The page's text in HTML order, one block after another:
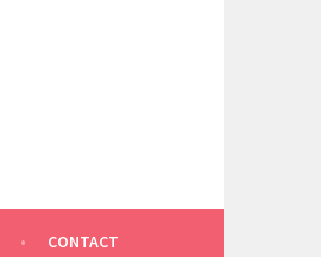
CONTACT